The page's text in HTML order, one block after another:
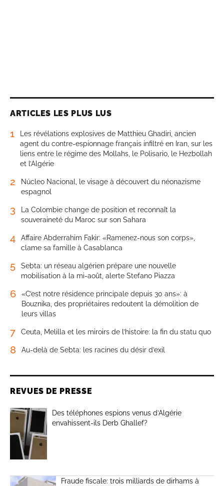
ARTICLES LES PLUS LUS
1
Les révélations explosives de Matthieu Ghadiri, ancien
agent du contre-espionnage français infiltré en Iran, sur les
liens entre le régime des Mollahs, le Polisario, le Hezbollah
et l’Algérie
2
Núcleo Nacional, le visage à découvert du néonazisme
espagnol
3
La Colombie change de position et reconnaît la
souveraineté du Maroc sur son Sahara
4
Affaire Abderrahim Fakir: «Ramenez-nous son corps»,
clame sa famille à Casablanca
5
Sebta: un réseau algérien prépare une nouvelle
mobilisation à la mi-août, alerte Stefano Piazza
6
«C’est notre résidence principale depuis 30 ans»: à
Bouznika, des propriétaires redoutent la démolition de
leurs villas
7 Ceuta, Melilla et les miroirs de l’histoire: la fin du statu quo
8 Au-delà de Sebta: les racines du désir d’exil
REVUES DE PRESSE
Des téléphones espions venus d’Algérie
envahissent-ils Derb Ghallef?
Fraude fiscale: trois milliards de dirhams à